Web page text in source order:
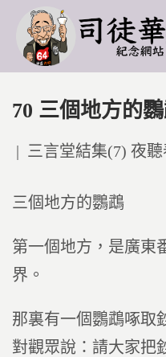
70 三個地方的
Posted
三言堂結集(7) 夜聽
三個地方的鸚鵡
第一個地方，是廣東
界。
那裏有一個鸚鵡啄取
對觀眾說：請大家把